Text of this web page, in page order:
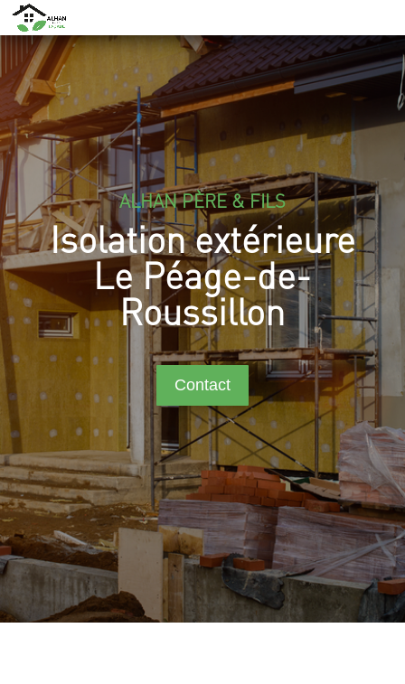
ALHAN PÈRE & FILS
Isolation extérieure
Le Péage-de-
Roussillon
Contact